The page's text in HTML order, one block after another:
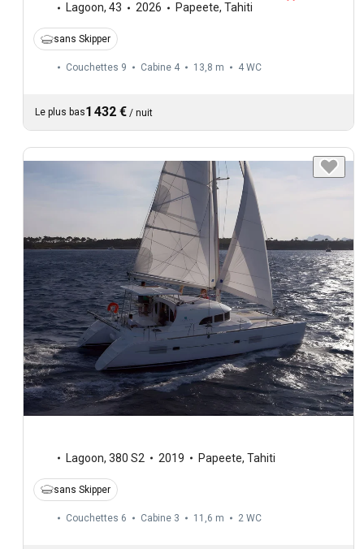
Lagoon, 43 2026 Papeete, Tahiti
sans Skipper
Couchettes 9 Cabine 4 13,8 m 4 WC
Le plus bas1 432 € / nuit
Lagoon, 380 S2 2019 Papeete, Tahiti
sans Skipper
Couchettes 6 Cabine 3 11,6 m 2 WC